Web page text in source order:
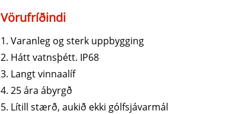
Vörufríðindi
1. Varanleg og sterk uppbygging
2. Hátt vatnsþétt. IP68
3. Langt vinnaalíf
4. 25 ára ábyrgð
5. Lítill stærð, aukið ekki gólfsjávarmál